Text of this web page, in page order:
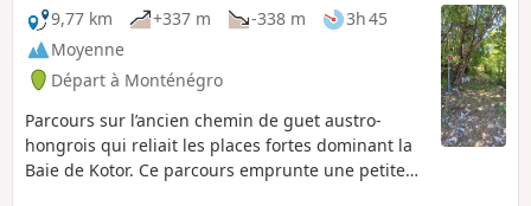
9,77 km
+337 m -338 m
3h 45
Moyenne
Départ à Monténégro
Parcours sur l’ancien chemin de guet austro-
hongrois qui reliait les places fortes dominant la
Baie de Kotor. Ce parcours emprunte une petite